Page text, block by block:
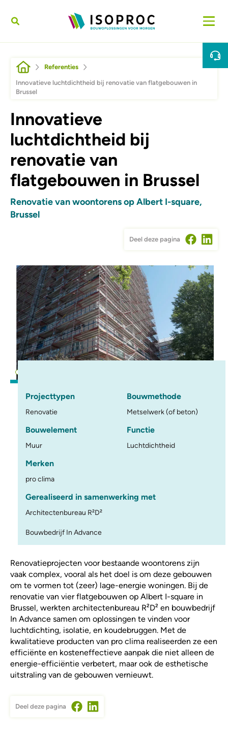
Kruimelpad
Referenties
Innovatieve luchtdichtheid bij renovatie van flatgebouwen in
Brussel
Innovatieve
luchtdichtheid bij
renovatie van
flatgebouwen in Brussel
Renovatie van woontorens op Albert I-square,
Brussel
Deel deze pagina
Projecttypen
Renovatie
Bouwmethode
Metselwerk (of beton)
Bouwelement
Muur
Functie
Luchtdichtheid
Merken
pro clima
Gerealiseerd in samenwerking met
Architectenbureau R²D²
Bouwbedrijf In Advance
Renovatieprojecten voor bestaande woontorens zijn
vaak complex, vooral als het doel is om deze gebouwen
om te vormen tot (zeer) lage-energie woningen. Bij de
renovatie van vier flatgebouwen op Albert I-square in
Brussel, werkten architectenbureau R²D² en bouwbedrijf
In Advance samen om oplossingen te vinden voor
luchtdichting, isolatie, en koudebruggen. Met de
kwalitatieve producten van pro clima realiseerden ze een
efficiënte en kosteneffectieve aanpak die niet alleen de
energie-efficiëntie verbetert, maar ook de esthetische
uitstraling van de gebouwen vernieuwt.
Deel deze pagina